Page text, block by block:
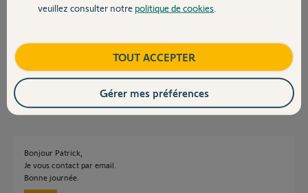
Contact
Le cylindre actuel que j'ai démonté fait 30*70 (int * ext) car il s'agit d'une
Patrick A. il y a plus de 8 ans
Bonjour Patrick,
Je vous contact par email.
Bonne journée.
veuillez consulter notre politique de cookies
TOUT ACCEPTER
Gérer mes préférences